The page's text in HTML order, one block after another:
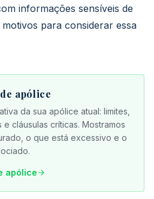
informações sensíveis de
para considerar essa
apólice
da sua apólice atual: limites,
cláusulas críticas. Mostramos
o que está excessivo e o
apólice